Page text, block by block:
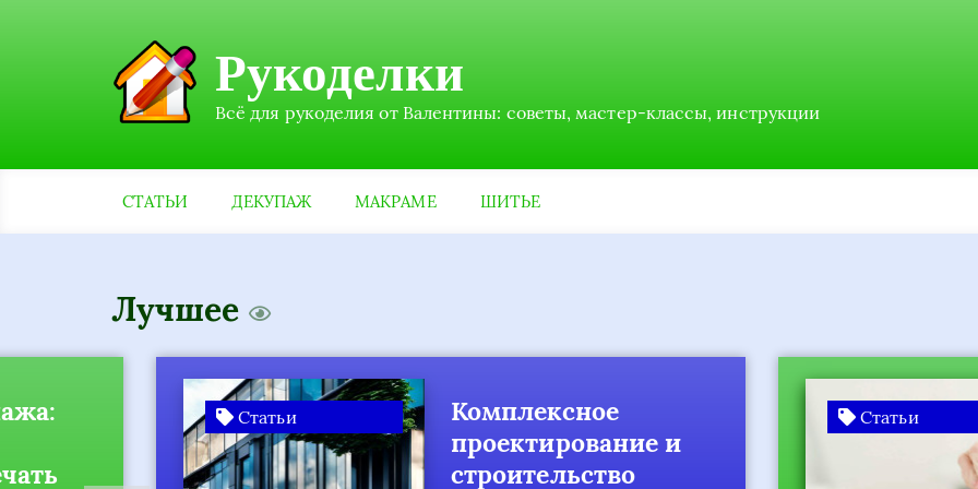
Рукоделки
Всё для рукоделия от Валентины: советы, мастер-классы, инструкции
СТАТЬИ ДЕКУПАЖ МАКРАМЕ ШИТЬЕ
Лучшее
Статьи
Комплексное
проектирование и
строительство
Статьи